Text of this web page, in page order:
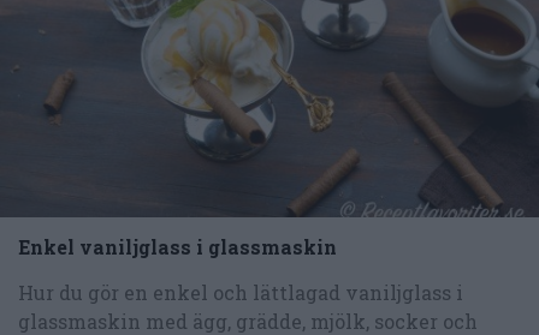
Enkel vaniljglass i glassmaskin
Hur du gör en enkel och lättlagad vaniljglass i
glassmaskin med ägg, grädde, mjölk, socker och